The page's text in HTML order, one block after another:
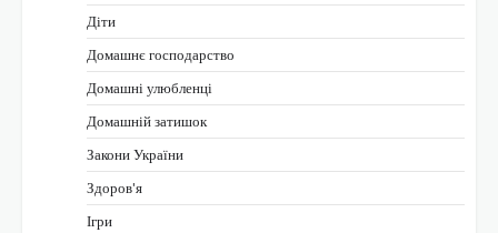
Діти
Домашнє господарство
Домашні улюбленці
Домашній затишок
Закони України
Здоров'я
Ігри